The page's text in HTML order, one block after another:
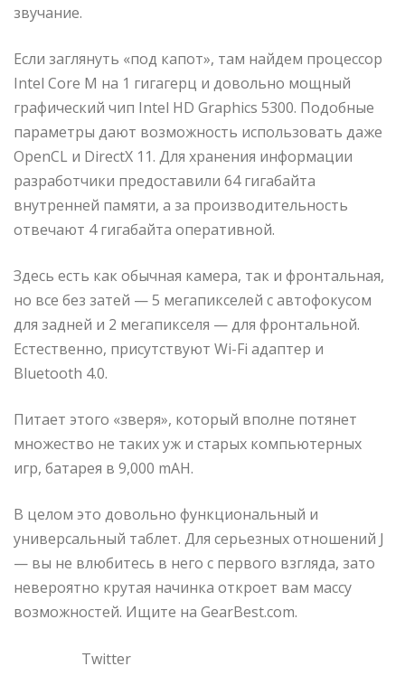
звучание.
Если заглянуть «под капот», там найдем процессор
Intel Core M на 1 гигагерц и довольно мощный
графический чип Intel HD Graphics 5300. Подобные
параметры дают возможность использовать даже
OpenCL и DirectX 11. Для хранения информации
разработчики предоставили 64 гигабайта
внутренней памяти, а за производительность
отвечают 4 гигабайта оперативной.
Здесь есть как обычная камера, так и фронтальная,
но все без затей — 5 мегапикселей с автофокусом
для задней и 2 мегапикселя — для фронтальной.
Естественно, присутствуют Wi-Fi адаптер и
Bluetooth 4.0.
Питает этого «зверя», который вполне потянет
множество не таких уж и старых компьютерных
игр, батарея в 9,000 mAH.
В целом это довольно функциональный и
универсальный таблет. Для серьезных отношений J
— вы не влюбитесь в него с первого взгляда, зато
невероятно крутая начинка откроет вам массу
возможностей. Ищите на GearBest.com.
Twitter